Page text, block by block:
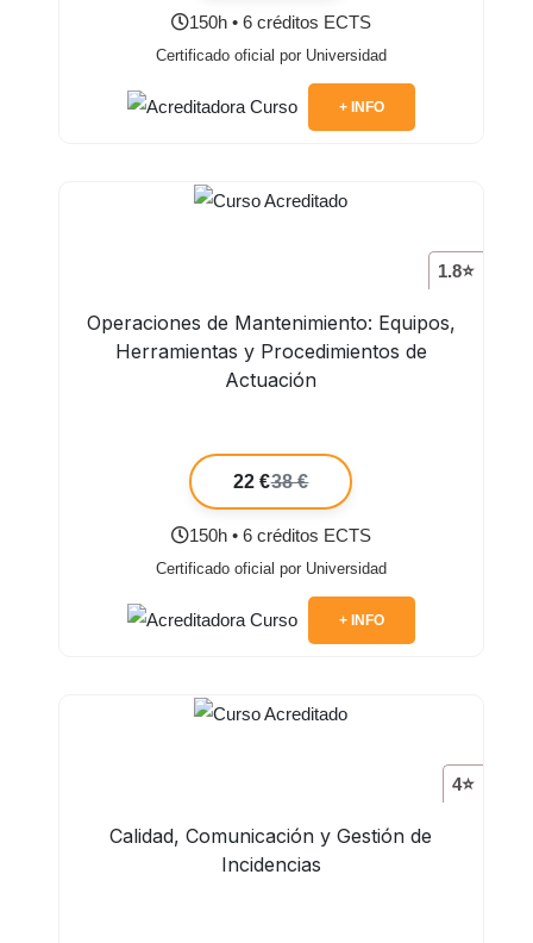
150h • 6 créditos ECTS
Certificado oficial por Universidad
+ INFO
1.8⭐
Operaciones de Mantenimiento: Equipos,
Herramientas y Procedimientos de
Actuación
22 €38 €
150h • 6 créditos ECTS
Certificado oficial por Universidad
+ INFO
4⭐
Calidad, Comunicación y Gestión de
Incidencias